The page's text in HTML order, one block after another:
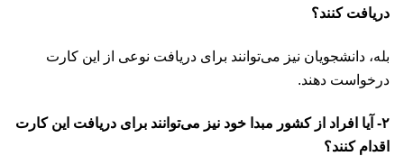
دریافت کنند؟
بله، دانشجویان نیز می‌توانند برای دریافت نوعی از این کارت
درخواست دهند.
۲- آیا افراد از کشور مبدا خود نیز می‌توانند برای دریافت این کارت
اقدام کنند؟